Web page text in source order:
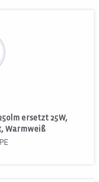
ersetzt 25W,
Warmweiß